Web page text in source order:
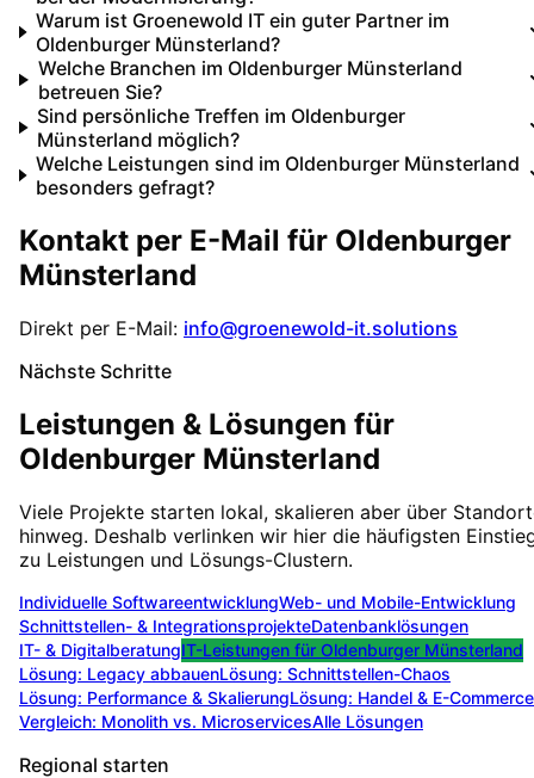
Warum ist Groenewold IT ein guter Partner im
Oldenburger Münsterland?
Welche Branchen im Oldenburger Münsterland
betreuen Sie?
Sind persönliche Treffen im Oldenburger
Münsterland möglich?
Welche Leistungen sind im Oldenburger Münsterland
besonders gefragt?
Kontakt per E-Mail für Oldenburger
Münsterland
Direkt per E-Mail: info@groenewold-it.solutions
Nächste Schritte
Leistungen & Lösungen für
Oldenburger Münsterland
Viele Projekte starten lokal, skalieren aber über
hinweg. Deshalb verlinken wir hier die häufigsten
zu Leistungen und Lösungs-Clustern.
Individuelle SoftwareentwicklungWeb- und Mobile-Entwicklung
Schnittstellen- & IntegrationsprojekteDatenbanklösungen
IT- & DigitalberatungIT-Leistungen für Oldenburger Münsterland
Lösung: Legacy abbauenLösung: Schnittstellen-Chaos
Lösung: Performance & SkalierungLösung: Handel & E-Commerce
Vergleich: Monolith vs. MicroservicesAlle Lösungen
Regional starten